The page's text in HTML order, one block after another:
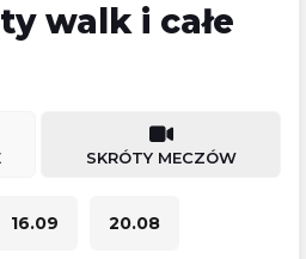
walk i całe
SKRÓTY MECZÓW
16.09 20.08